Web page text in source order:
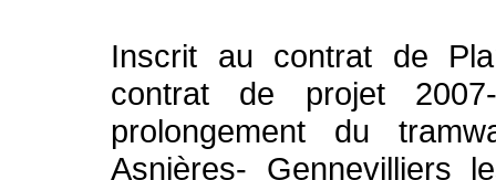
Inscrit au contrat de
contrat de projet
prolongement du
Asnières- Gennevilliers